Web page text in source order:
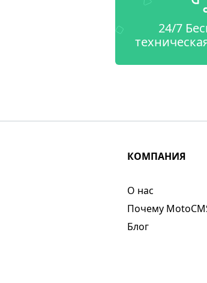
24/7
КОМПАНИЯ
О нас​
Почему
Блог